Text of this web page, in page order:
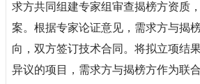
求方共同组建专家组审查揭榜方资质
案。根据专家论证意见，需求方与揭
向，双方签订技术合同。将拟立项结
异议的项目，需求方与揭榜方作为联